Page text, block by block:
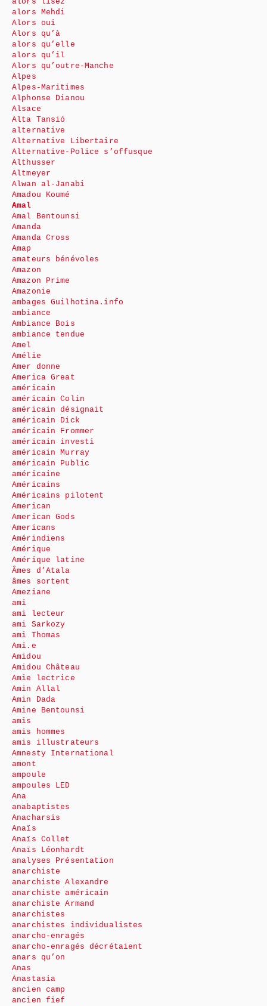
alors Mehdi
Alors oui
Alors qu’à
alors qu’elle
alors qu’il
Alors qu’outre-Manche
Alpes
Alpes-Maritimes
Alphonse Dianou
Alsace
Alta Tansió
alternative
Alternative Libertaire
Alternative-Police s’offusque
Althusser
Altmeyer
Alwan al-Janabi
Amadou Koumé
Amal
Amal Bentounsi
Amanda
Amanda Cross
Amap
amateurs bénévoles
Amazon
Amazon Prime
Amazonie
ambages Guilhotina.info
ambiance
Ambiance Bois
ambiance tendue
Amel
Amélie
Amer donne
America Great
américain
américain Colin
américain désignait
américain Dick
américain Frommer
américain investi
américain Murray
américain Public
américaine
Américains
Américains pilotent
American
American Gods
Americans
Amérindiens
Amérique
Amérique latine
Âmes d’Atala
âmes sortent
Ameziane
ami
ami lecteur
ami Sarkozy
ami Thomas
Ami.e
Amidou
Amidou Château
Amie lectrice
Amin Allal
Amin Dada
Amine Bentounsi
amis
amis hommes
amis illustrateurs
Amnesty International
amont
ampoule
ampoules LED
Ana
anabaptistes
Anacharsis
Anaïs
Anaïs Collet
Anaïs Léonhardt
analyses Présentation
anarchiste
anarchiste Alexandre
anarchiste américain
anarchiste Armand
anarchistes
anarchistes individualistes
anarcho-enragés
anarcho-enragés décrétaient
anars qu’on
Anas
Anastasia
ancien camp
ancien fief